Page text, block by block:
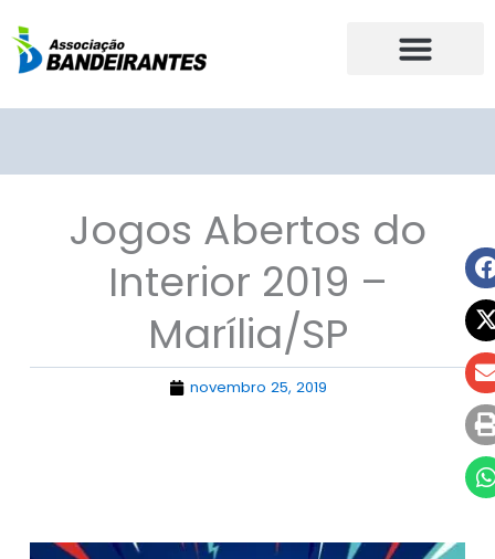
para
Jogos Abertos do
Interior 2019 –
Marília/SP
novembro 25, 2019